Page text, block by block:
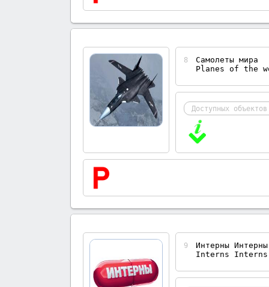
8
Самолеты мира
Planes of the
Доступных объектов
9
Интерны Интерны
Interns Interns